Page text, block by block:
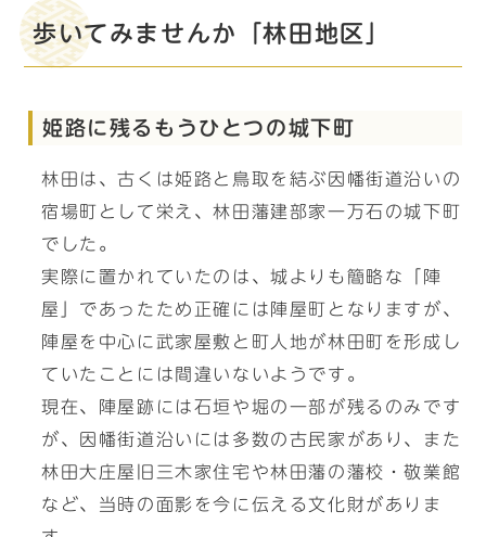
歩いてみませんか「林田地区」
姫路に残るもうひとつの城下町
林田は、古くは姫路と鳥取を結ぶ因幡街道沿いの
宿場町として栄え、林田藩建部家一万石の城下町
でした。
実際に置かれていたのは、城よりも簡略な「陣
屋」であったため正確には陣屋町となりますが、
陣屋を中心に武家屋敷と町人地が林田町を形成し
ていたことには間違いないようです。
現在、陣屋跡には石垣や堀の一部が残るのみです
が、因幡街道沿いには多数の古民家があり、また
林田大庄屋旧三木家住宅や林田藩の藩校・敬業館
など、当時の面影を今に伝える文化財がありま